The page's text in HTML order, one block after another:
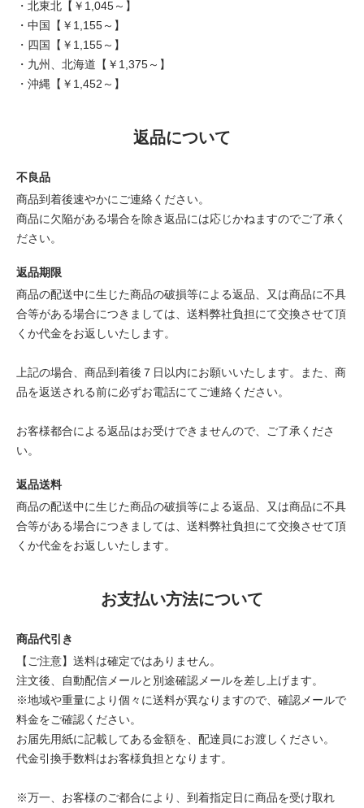
・北東北【￥1,045～】
・中国【￥1,155～】
・四国【￥1,155～】
・九州、北海道【￥1,375～】
・沖縄【￥1,452～】
返品について
不良品
商品到着後速やかにご連絡ください。
商品に欠陥がある場合を除き返品には応じかねますのでご了承く
ださい。
返品期限
商品の配送中に生じた商品の破損等による返品、又は商品に不具
合等がある場合につきましては、送料弊社負担にて交換させて頂
くか代金をお返しいたします。
上記の場合、商品到着後７日以内にお願いいたします。また、商
品を返送される前に必ずお電話にてご連絡ください。
お客様都合による返品はお受けできませんので、ご了承くださ
い。
返品送料
商品の配送中に生じた商品の破損等による返品、又は商品に不具
合等がある場合につきましては、送料弊社負担にて交換させて頂
くか代金をお返しいたします。
お支払い方法について
商品代引き
【ご注意】送料は確定ではありません。
注文後、自動配信メールと別途確認メールを差し上げます。
※地域や重量により個々に送料が異なりますので、確認メールで
料金をご確認ください。
お届先用紙に記載してある金額を、配達員にお渡しください。
代金引換手数料はお客様負担となります。
※万一、お客様のご都合により、到着指定日に商品を受け取れ